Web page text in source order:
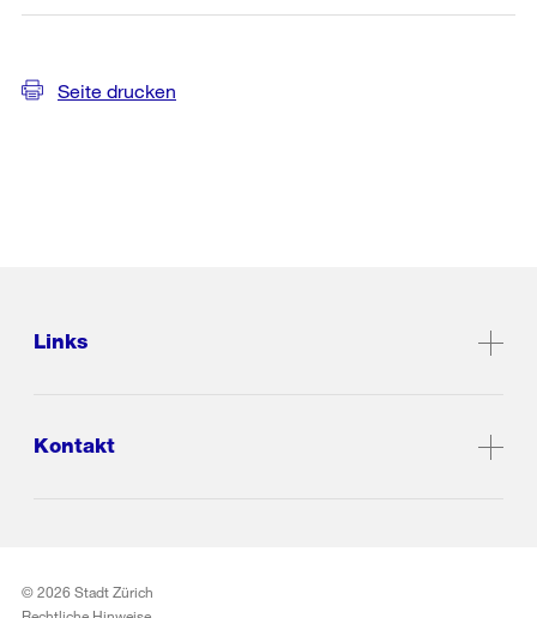
Seite drucken
Links
Kontakt
© 2026 Stadt Zürich